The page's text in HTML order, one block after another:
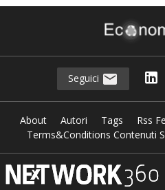
Seguici
About Autori Tags Rss
Terms&Conditions Contenuti